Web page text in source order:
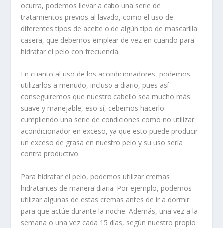
ocurra, podemos llevar a cabo una serie de
tratamientos previos al lavado, como el uso de
diferentes tipos de aceite o de algún tipo de mascarilla
casera, que debemos emplear de vez en cuando para
hidratar el pelo con frecuencia.
En cuanto al uso de los acondicionadores, podemos
utilizarlos a menudo, incluso a diario, pues así
conseguiremos que nuestro cabello sea mucho más
suave y manejable, eso sí, debemos hacerlo
cumpliendo una serie de condiciones como no utilizar
acondicionador en exceso, ya que esto puede producir
un exceso de grasa en nuestro pelo y su uso sería
contra productivo.
Para hidratar el pelo, podemos utilizar cremas
hidratantes de manera diaria. Por ejemplo, podemos
utilizar algunas de estas cremas antes de ir a dormir
para que actúe durante la noche. Además, una vez a la
semana o una vez cada 15 días, según nuestro propio